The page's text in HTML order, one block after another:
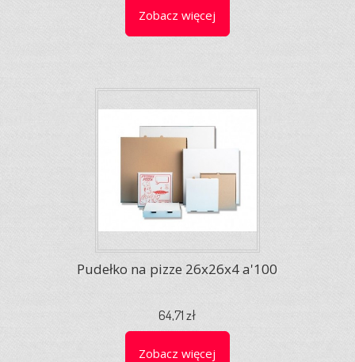
Zobacz więcej
Pudełko na pizze 26x26x4 a'100
64,71 zł
Zobacz więcej